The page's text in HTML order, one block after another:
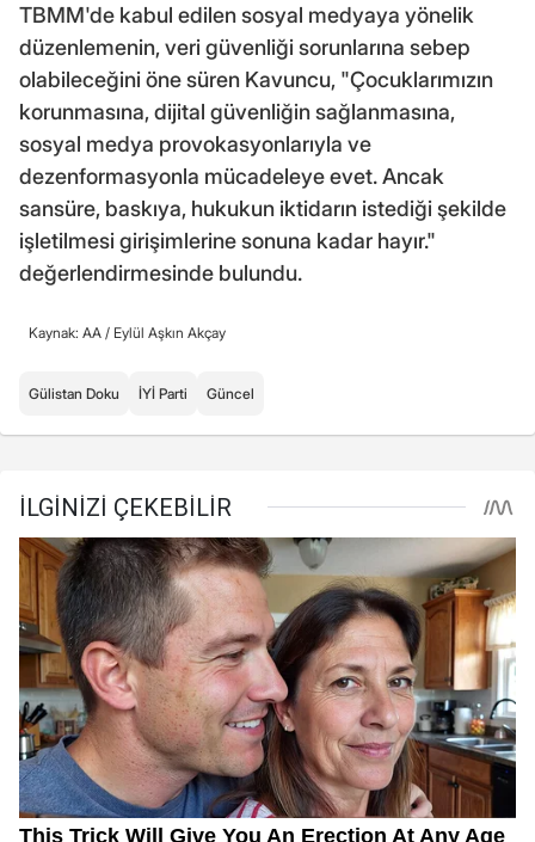
TBMM'de kabul edilen sosyal medyaya yönelik
düzenlemenin, veri güvenliği sorunlarına sebep
olabileceğini öne süren Kavuncu, "Çocuklarımızın
korunmasına, dijital güvenliğin sağlanmasına,
sosyal medya provokasyonlarıyla ve
dezenformasyonla mücadeleye evet. Ancak
sansüre, baskıya, hukukun iktidarın istediği şekilde
işletilmesi girişimlerine sonuna kadar hayır."
değerlendirmesinde bulundu.
Kaynak: AA / Eylül Aşkın Akçay
Gülistan Doku İYİ Parti Güncel